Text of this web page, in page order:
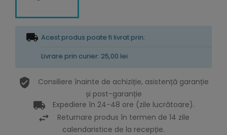
Acest produs poate fi livrat prin:
Livrare prin curier: 25,00 lei
Consiliere înainte de achiziție, asistență garanție
și post-garanție
Expediere în 24-48 ore (zile lucrătoare).
Returnare produs în termen de 14 zile
calendaristice de la recepție.